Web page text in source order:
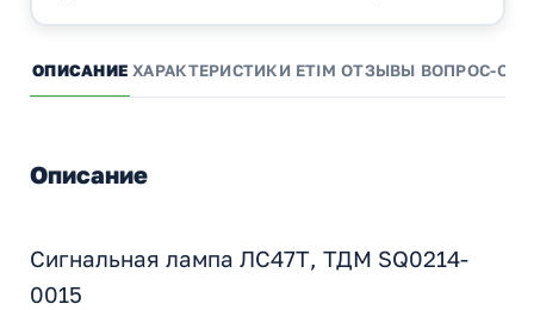
ОПИСАНИЕ ХАРАКТЕРИСТИКИ ETIM ОТЗЫВЫ ВОПРОС-
Описание
Сигнальная лампа ЛС47Т, ТДМ SQ0214-
0015